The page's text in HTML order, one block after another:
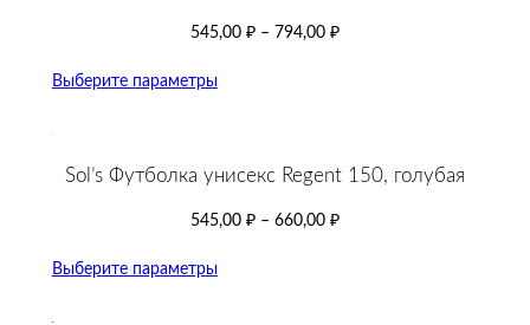
545,00 ₽ – 794,00 ₽
Выберите параметры
Sol’s Футболка унисекс Regent 150, голубая
545,00 ₽ – 660,00 ₽
Выберите параметры